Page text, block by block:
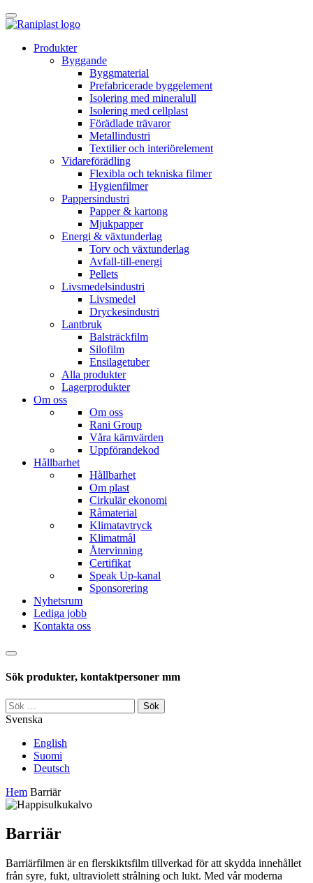
Skip
to
Produkter
Byggande
Byggmaterial
Prefabricerade byggelement
Isolering med mineralull
Isolering med cellplast
Förädlade trävaror
Metallindustri
Textilier och interiörelement
Vidareförädling
Flexibla och tekniska filmer
Hygienfilmer
Pappersindustri
Papper & kartong
Mjukpapper
Energi & växtunderlag
Torv och växtunderlag
Avfall-till-energi
Pellets
Livsmedelsindustri
Livsmedel
Dryckesindustri
Lantbruk
Balsträckfilm
Silofilm
Ensilagetuber
Alla produkter
Lagerprodukter
Om oss
Om oss
Rani Group
Våra kärnvärden
Uppförandekod
Hållbarhet
Hållbarhet
Om plast
Cirkulär ekonomi
Råmaterial
Klimatavtryck
Klimatmål
Återvinning
Certifikat
Speak Up-kanal
Sponsorering
Nyhetsrum
Lediga jobb
Kontakta oss
Sök
Sök produkter, kontaktpersoner mm
Sök
efter:
Svenska
English
Suomi
Deutsch
Hem Barriär
Barriär
Barriärfilmen är en flerskiktsfilm tillverkad för att skydda innehållet
från syre, fukt, ultraviolett strålning och lukt. Med vår moderna